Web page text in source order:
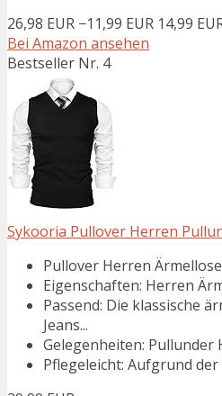
26,98 EUR −11,99 EUR 14,99
Bei Amazon ansehen
Bestseller Nr. 4
Sykooria Pullover Herren
Pullover Herren
Eigenschaften: Herren
Passend: Die klassische
Jeans...
Gelegenheiten:
Pflegeleicht: Aufgrund